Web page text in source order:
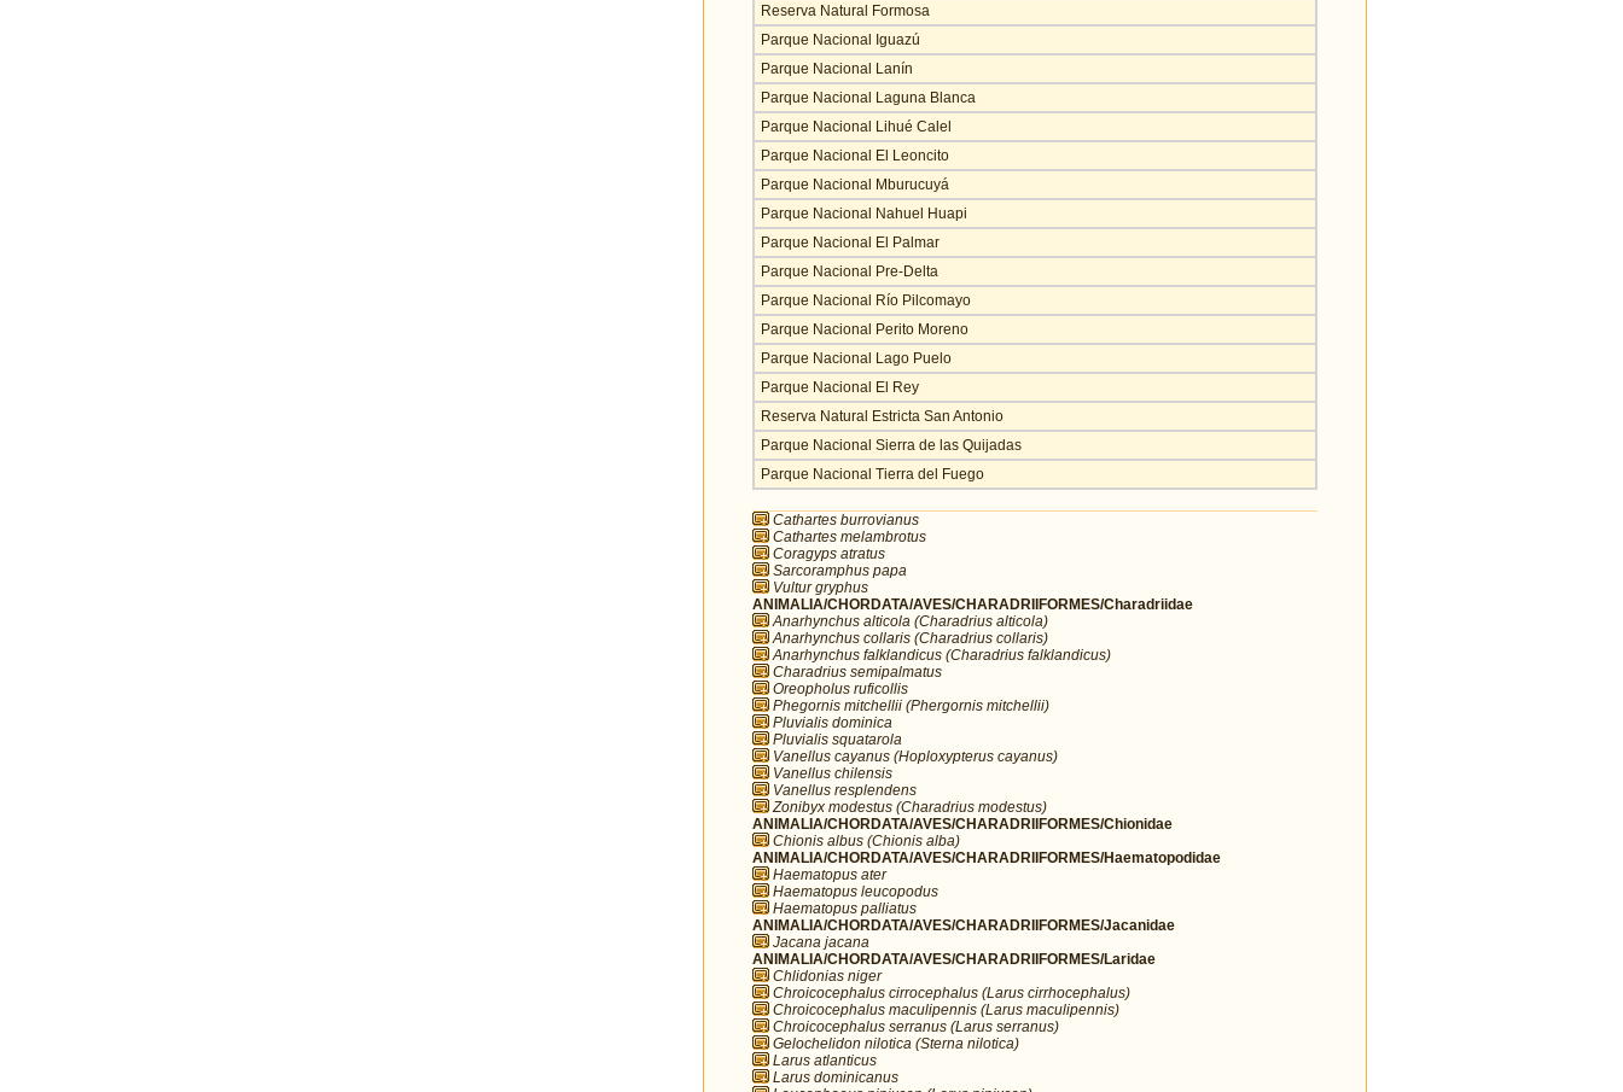
Reserva Natural Formosa
Parque Nacional Iguazú
Parque Nacional Lanín
Parque Nacional Laguna Blanca
Parque Nacional Lihué Calel
Parque Nacional El Leoncito
Parque Nacional Mburucuyá
Parque Nacional Nahuel Huapi
Parque Nacional El Palmar
Parque Nacional Pre-Delta
Parque Nacional Río Pilcomayo
Parque Nacional Perito Moreno
Parque Nacional Lago Puelo
Parque Nacional El Rey
Reserva Natural Estricta San Antonio
Parque Nacional Sierra de las Quijadas
Parque Nacional Tierra del Fuego
Cathartes burrovianus
Cathartes melambrotus
Coragyps atratus
Sarcoramphus papa
Vultur gryphus
ANIMALIA/CHORDATA/AVES/CHARADRIIFORMES/Charadriidae
Anarhynchus alticola (Charadrius alticola)
Anarhynchus collaris (Charadrius collaris)
Anarhynchus falklandicus (Charadrius falklandicus)
Charadrius semipalmatus
Oreopholus ruficollis
Phegornis mitchellii (Phergornis mitchellii)
Pluvialis dominica
Pluvialis squatarola
Vanellus cayanus (Hoploxypterus cayanus)
Vanellus chilensis
Vanellus resplendens
Zonibyx modestus (Charadrius modestus)
ANIMALIA/CHORDATA/AVES/CHARADRIIFORMES/Chionidae
Chionis albus (Chionis alba)
ANIMALIA/CHORDATA/AVES/CHARADRIIFORMES/Haematopodidae
Haematopus ater
Haematopus leucopodus
Haematopus palliatus
ANIMALIA/CHORDATA/AVES/CHARADRIIFORMES/Jacanidae
Jacana jacana
ANIMALIA/CHORDATA/AVES/CHARADRIIFORMES/Laridae
Chlidonias niger
Chroicocephalus cirrocephalus (Larus cirrhocephalus)
Chroicocephalus maculipennis (Larus maculipennis)
Chroicocephalus serranus (Larus serranus)
Gelochelidon nilotica (Sterna nilotica)
Larus atlanticus
Larus dominicanus